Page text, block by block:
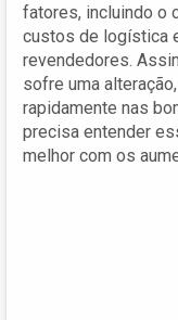
fatores, incluindo o
custos de logística
revendedores.
sofre uma
rapidamente nas
precisa entender
melhor com os